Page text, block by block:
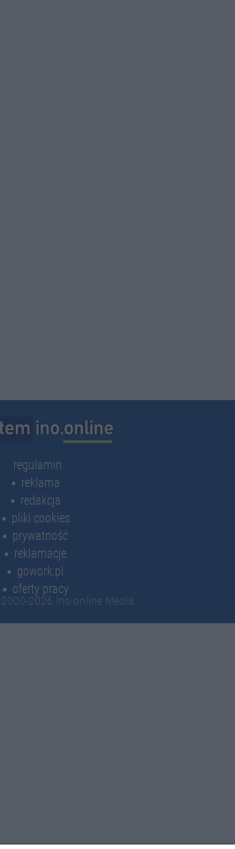
regulamin
reklama
redakcja
pliki cookies
prywatność
reklamacje
gowork.pl
oferty pracy
2026 Ino-online Media